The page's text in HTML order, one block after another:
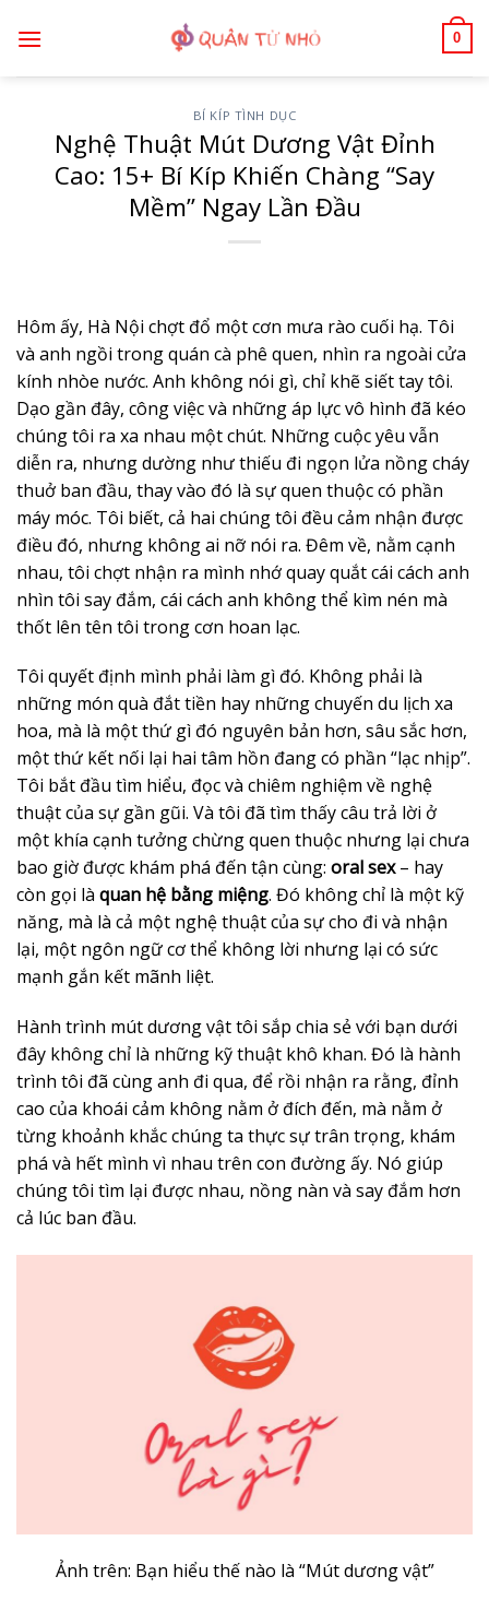
qua
0
BÍ KÍP TÌNH DỤC
Nghệ Thuật Mút Dương Vật Đỉnh
Cao: 15+ Bí Kíp Khiến Chàng “Say
Mềm” Ngay Lần Đầu
Hôm ấy, Hà Nội chợt đổ một cơn mưa rào cuối hạ. Tôi
và anh ngồi trong quán cà phê quen, nhìn ra ngoài cửa
kính nhòe nước. Anh không nói gì, chỉ khẽ siết tay tôi.
Dạo gần đây, công việc và những áp lực vô hình đã kéo
chúng tôi ra xa nhau một chút. Những cuộc yêu vẫn
diễn ra, nhưng dường như thiếu đi ngọn lửa nồng cháy
thuở ban đầu, thay vào đó là sự quen thuộc có phần
máy móc. Tôi biết, cả hai chúng tôi đều cảm nhận được
điều đó, nhưng không ai nỡ nói ra. Đêm về, nằm cạnh
nhau, tôi chợt nhận ra mình nhớ quay quắt cái cách anh
nhìn tôi say đắm, cái cách anh không thể kìm nén mà
thốt lên tên tôi trong cơn hoan lạc.
Tôi quyết định mình phải làm gì đó. Không phải là
những món quà đắt tiền hay những chuyến du lịch xa
hoa, mà là một thứ gì đó nguyên bản hơn, sâu sắc hơn,
một thứ kết nối lại hai tâm hồn đang có phần “lạc nhịp”.
Tôi bắt đầu tìm hiểu, đọc và chiêm nghiệm về nghệ
thuật của sự gần gũi. Và tôi đã tìm thấy câu trả lời ở
một khía cạnh tưởng chừng quen thuộc nhưng lại chưa
bao giờ được khám phá đến tận cùng: oral sex– hay
còn gọi là quan hệ bằng miệng. Đó không chỉ là một kỹ
năng, mà là cả một nghệ thuật của sự cho đi và nhận
lại, một ngôn ngữ cơ thể không lời nhưng lại có sức
mạnh gắn kết mãnh liệt.
Hành trình mút dương vật tôi sắp chia sẻ với bạn dưới
đây không chỉ là những kỹ thuật khô khan. Đó là hành
trình tôi đã cùng anh đi qua, để rồi nhận ra rằng, đỉnh
cao của khoái cảm không nằm ở đích đến, mà nằm ở
từng khoảnh khắc chúng ta thực sự trân trọng, khám
phá và hết mình vì nhau trên con đường ấy. Nó giúp
chúng tôi tìm lại được nhau, nồng nàn và say đắm hơn
cả lúc ban đầu.
Ảnh trên: Bạn hiểu thế nào là “Mút dương vật”